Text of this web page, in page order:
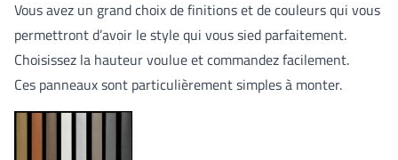
Vous avez un grand choix de finitions et de couleurs qui vous
permettront d’avoir le style qui vous sied parfaitement.
Choisissez la hauteur voulue et commandez facilement.
Ces panneaux sont particulièrement simples à monter.